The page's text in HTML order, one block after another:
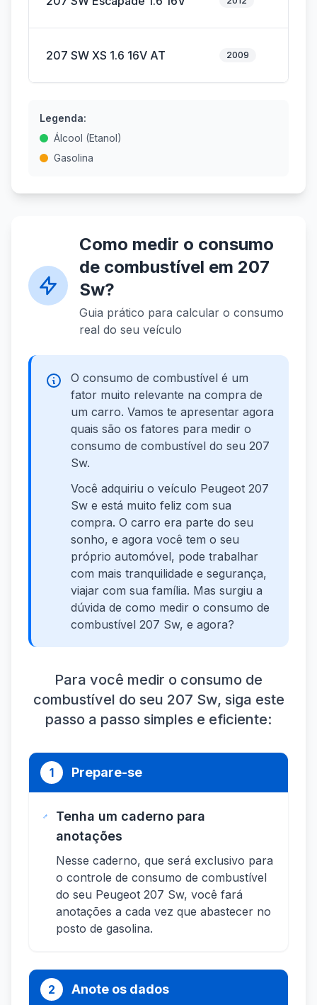
207 SW XS 1.6 16V AT 2009
Legenda:
Álcool (Etanol)
Gasolina
Como medir o consumo
de combustível em 207
Sw?
Guia prático para calcular o consumo
real do seu veículo
O consumo de combustível é um
fator muito relevante na compra de
um carro. Vamos te apresentar agora
quais são os fatores para medir o
consumo de combustível do seu 207
Sw.
Você adquiriu o veículo Peugeot 207
Sw e está muito feliz com sua
compra. O carro era parte do seu
sonho, e agora você tem o seu
próprio automóvel, pode trabalhar
com mais tranquilidade e segurança,
viajar com sua família. Mas surgiu a
dúvida de como medir o consumo de
combustível 207 Sw, e agora?
Para você medir o consumo de
combustível do seu 207 Sw, siga este
passo a passo simples e eficiente:
1 Prepare-se
Tenha um caderno para
anotações
Nesse caderno, que será exclusivo para
o controle de consumo de combustível
do seu Peugeot 207 Sw, você fará
anotações a cada vez que abastecer no
posto de gasolina.
2 Anote os dados